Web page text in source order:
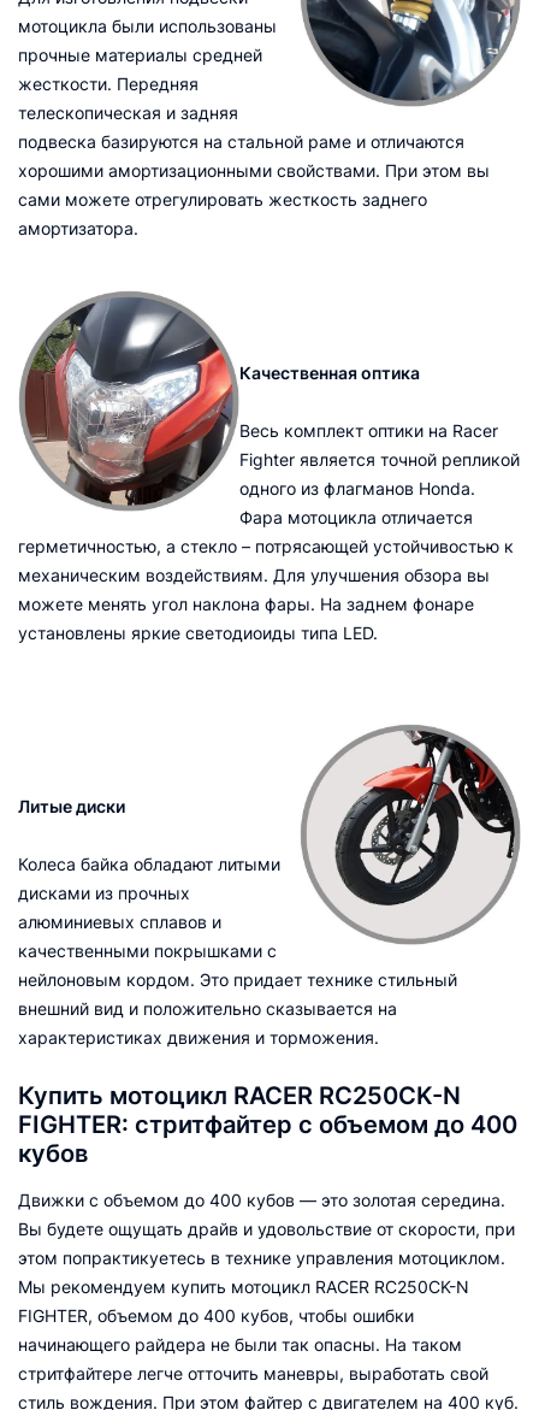
мотоцикла были использованы
прочные материалы средней
жесткости. Передняя
телескопическая и задняя
подвеска базируются на стальной раме и отличаются
хорошими амортизационными свойствами. При этом вы
сами можете отрегулировать жесткость заднего
амортизатора.
Качественная оптика
Весь комплект оптики на Racer
Fighter является точной репликой
одного из флагманов Honda.
Фара мотоцикла отличается
герметичностью, а стекло – потрясающей устойчивостью к
механическим воздействиям. Для улучшения обзора вы
можете менять угол наклона фары. На заднем фонаре
установлены яркие светодиоиды типа LED.
Литые диски
Колеса байка обладают литыми
дисками из прочных
алюминиевых сплавов и
качественными покрышками с
нейлоновым кордом. Это придает технике стильный
внешний вид и положительно сказывается на
характеристиках движения и торможения.
Купить мотоцикл RACER RC250CK-N
FIGHTER: стритфайтер с объемом до 400
кубов
Движки с объемом до 400 кубов — это золотая середина.
Вы будете ощущать драйв и удовольствие от скорости, при
этом попрактикуетесь в технике управления мотоциклом.
Мы рекомендуем купить мотоцикл RACER RC250CK-N
FIGHTER, объемом до 400 кубов, чтобы ошибки
начинающего райдера не были так опасны. На таком
стритфайтере легче отточить маневры, выработать свой
стиль вождения. При этом файтер с двигателем на 400 куб.